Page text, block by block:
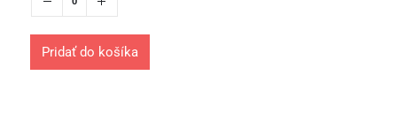
Pridať do košíka